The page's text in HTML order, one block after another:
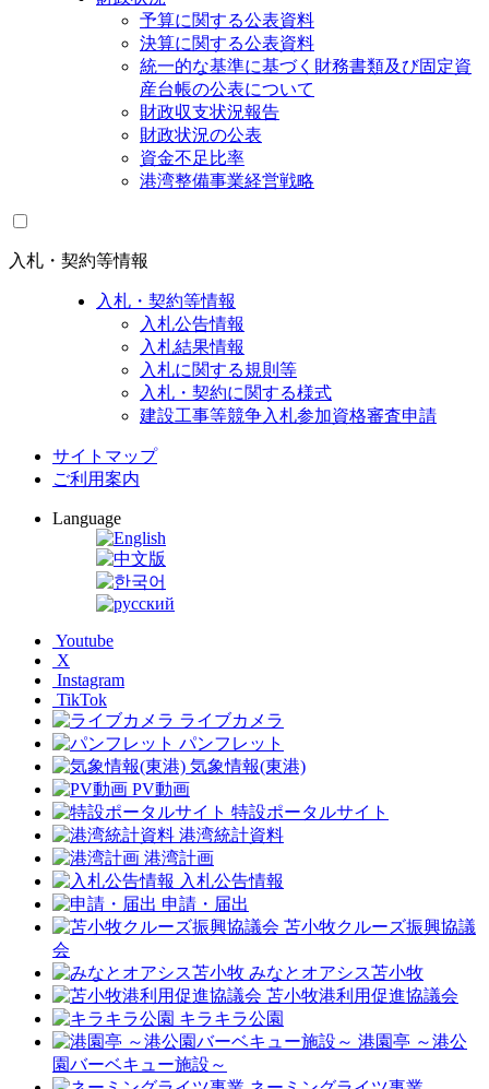
予算に関する公表資料
決算に関する公表資料
統一的な基準に基づく財務書類及び固定資
産台帳の公表について
財政収支状況報告
財政状況の公表
資金不足比率
港湾整備事業経営戦略
入札・契約等情報
入札・契約等情報
入札公告情報
入札結果情報
入札に関する規則等
入札・契約に関する様式
建設工事等競争入札参加資格審査申請
サイトマップ
ご利用案内
Language
Youtube
X
Instagram
TikTok
ライブカメラ
パンフレット
気象情報(東港)
PV動画
特設ポータルサイト
港湾統計資料
港湾計画
入札公告情報
申請・届出
苫小牧クルーズ振興協議
会
みなとオアシス苫小牧
苫小牧港利用促進協議会
キラキラ公園
港園亭 ～港公
園バーベキュー施設～